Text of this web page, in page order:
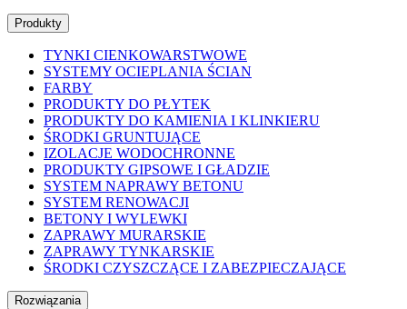
Produkty
TYNKI CIENKOWARSTWOWE
SYSTEMY OCIEPLANIA ŚCIAN
FARBY
PRODUKTY DO PŁYTEK
PRODUKTY DO KAMIENIA I KLINKIERU
ŚRODKI GRUNTUJĄCE
IZOLACJE WODOCHRONNE
PRODUKTY GIPSOWE I GŁADZIE
SYSTEM NAPRAWY BETONU
SYSTEM RENOWACJI
BETONY I WYLEWKI
ZAPRAWY MURARSKIE
ZAPRAWY TYNKARSKIE
ŚRODKI CZYSZCZĄCE I ZABEZPIECZAJĄCE
Rozwiązania